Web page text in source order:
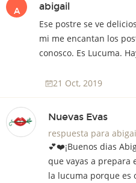
A
abigail
Ese postre se ve
mi me encantan los
conosco. Es Lucuma.
21 Oct, 2019
Nuevas Evas
respuesta para
💕❤️¡Buenos dias
que vayas a prepara
la lucuma porque es